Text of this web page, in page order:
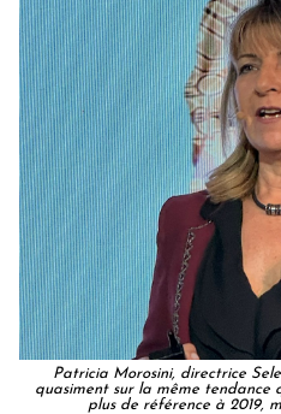
Patricia Morosini, directrice
quasiment sur la même tendance
plus de référence à 2019,